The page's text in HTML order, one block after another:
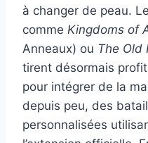
à changer de peau.
comme Kingdoms of
Anneaux) ou The Old
tirent désormais
pour intégrer de la
depuis peu, des
personnalisées